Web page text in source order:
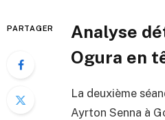
PARTAGER
Analyse
Ogura en
La deuxième
Ayrton Senna à